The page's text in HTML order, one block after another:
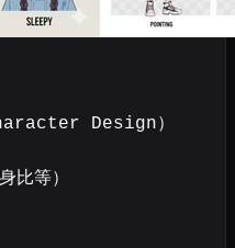
Design）
比等）